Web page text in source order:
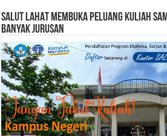
SALUT LAHAT MEMBUKA PELUANG KULIAH
BANYAK JURUSAN